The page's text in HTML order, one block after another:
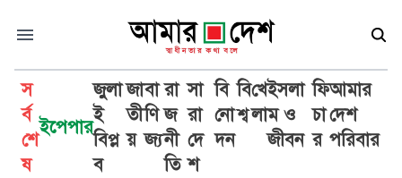
স
র্ব
শে
ষ
ইপেপার
জুলা
ই
বিপ্ল
ব
জা
তী
য়
বা
ণি
জ্য
রা
জ
নী
তি
সা
রা
দে
শ
বি
নো
দন
বি
শ্ব
খে
লা
ইসলা
ম ও
জীবন
ফি
চা
র
আমার
দেশ
পরিবার